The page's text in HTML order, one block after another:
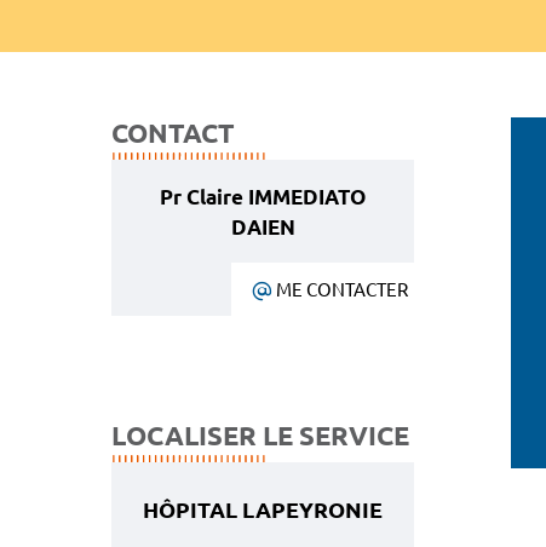
CONTACT
Pr Claire IMMEDIATO
DAIEN
ME CONTACTER
LOCALISER LE SERVICE
HÔPITAL LAPEYRONIE